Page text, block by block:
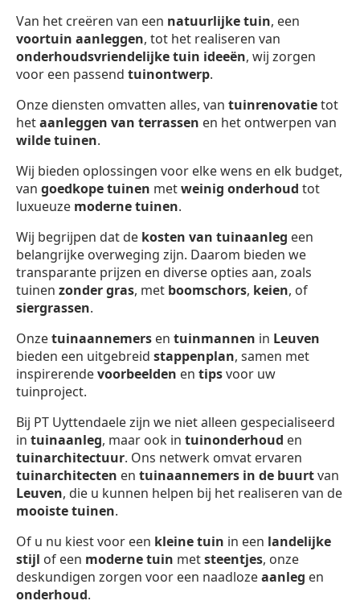
Van het creëren van een natuurlijke tuin, een
voortuin aanleggen, tot het realiseren van
onderhoudsvriendelijke tuin ideeën, wij zorgen
voor een passend tuinontwerp.
Onze diensten omvatten alles, van tuinrenovatietot
hetaanleggen van terrassen en het ontwerpen van
wilde tuinen.
Wij bieden oplossingen voor elke wens en elk budget,
van goedkope tuinen metweinig onderhoud tot
luxueuze moderne tuinen.
Wij begrijpen dat de kosten van tuinaanleg een
belangrijke overweging zijn. Daarom bieden we
transparante prijzen en diverse opties aan, zoals
tuinen zonder gras, met boomschors, keien, of
siergrassen.
Onzetuinaannemers en tuinmannen in Leuven
bieden een uitgebreid stappenplan, samen met
inspirerendevoorbeelden en tipsvoor uw
tuinproject.
Bij PT Uyttendaele zijn we niet alleen gespecialiseerd
in tuinaanleg, maar ook in tuinonderhoud en
tuinarchitectuur. Ons netwerk omvat ervaren
tuinarchitecten en tuinaannemers in de buurtvan
Leuven, die u kunnen helpen bij het realiseren van de
mooiste tuinen.
Of u nu kiest voor een kleine tuin in een landelijke
stijl of een moderne tuin metsteentjes, onze
deskundigen zorgen voor een naadlozeaanleg en
onderhoud.